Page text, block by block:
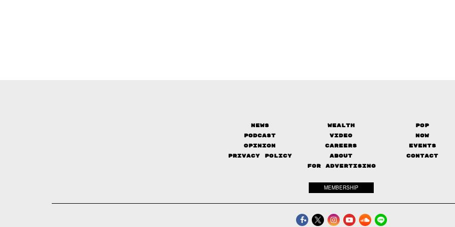
News Wealth
Pop
Podcast
Video
Now
Opinion
Careers
Events
Privacy Policy
About
Contact
FOR ADVERTISING
MEMBERSHIP